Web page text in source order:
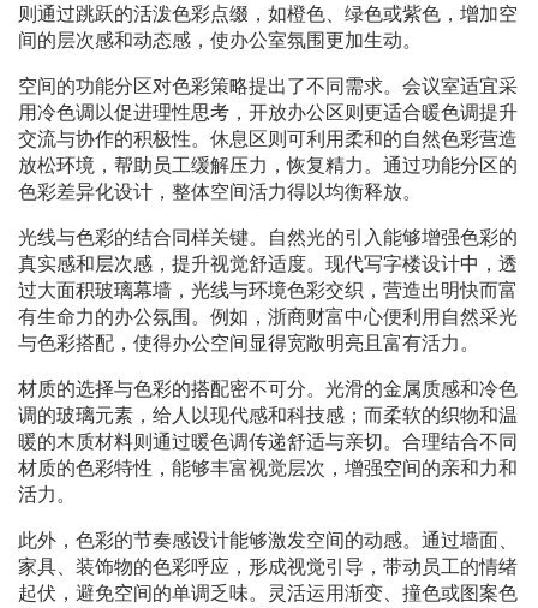
则通过跳跃的活泼色彩点缀，如橙色、绿色或紫色，增加空
间的层次感和动态感，使办公室氛围更加生动。
空间的功能分区对色彩策略提出了不同需求。会议室适宜采
用冷色调以促进理性思考，开放办公区则更适合暖色调提升
交流与协作的积极性。休息区则可利用柔和的自然色彩营造
放松环境，帮助员工缓解压力，恢复精力。通过功能分区的
色彩差异化设计，整体空间活力得以均衡释放。
光线与色彩的结合同样关键。自然光的引入能够增强色彩的
真实感和层次感，提升视觉舒适度。现代写字楼设计中，透
过大面积玻璃幕墙，光线与环境色彩交织，营造出明快而富
有生命力的办公氛围。例如，浙商财富中心便利用自然采光
与色彩搭配，使得办公空间显得宽敞明亮且富有活力。
材质的选择与色彩的搭配密不可分。光滑的金属质感和冷色
调的玻璃元素，给人以现代感和科技感；而柔软的织物和温
暖的木质材料则通过暖色调传递舒适与亲切。合理结合不同
材质的色彩特性，能够丰富视觉层次，增强空间的亲和力和
活力。
此外，色彩的节奏感设计能够激发空间的动感。通过墙面、
家具、装饰物的色彩呼应，形成视觉引导，带动员工的情绪
起伏，避免空间的单调乏味。灵活运用渐变、撞色或图案色